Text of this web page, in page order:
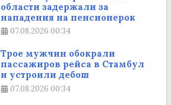
области задержали за
нападения на пенсионерок
07.08.2026 00:34
Трое мужчин обокрали
пассажиров рейса в Стамбул
и устроили дебош
07.08.2026 00:34